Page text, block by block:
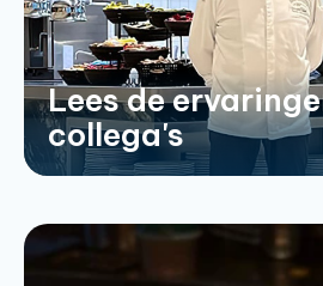
Lees de
collega's